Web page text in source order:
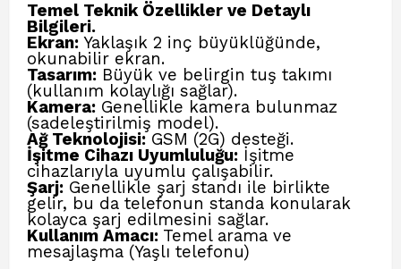
Temel Teknik Özellikler ve Detaylı
Bilgileri.
Ekran: Yaklaşık 2 inç büyüklüğünde,
okunabilir ekran.
Tasarım: Büyük ve belirgin tuş takımı
(kullanım kolaylığı sağlar).
Kamera: Genellikle kamera bulunmaz
(sadeleştirilmiş model).
Ağ Teknolojisi: GSM (2G) desteği.
İşitme Cihazı Uyumluluğu: İşitme
cihazlarıyla uyumlu çalışabilir.
Şarj: Genellikle şarj standı ile birlikte
gelir, bu da telefonun standa konularak
kolayca şarj edilmesini sağlar.
Kullanım Amacı: Temel arama ve
mesajlaşma (Yaşlı telefonu)